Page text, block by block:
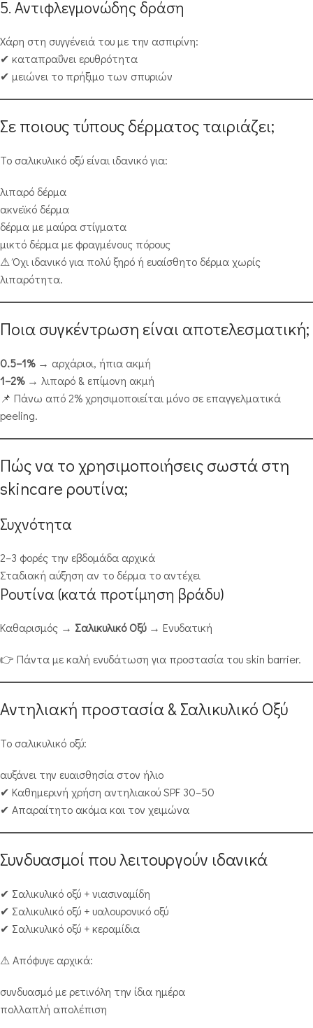
5. Αντιφλεγμονώδης δράση
Χάρη στη συγγένειά του με την ασπιρίνη:
✔ καταπραΰνει ερυθρότητα
✔ μειώνει το πρήξιμο των σπυριών
Σε ποιους τύπους δέρματος ταιριάζει;
Το σαλικυλικό οξύ είναι ιδανικό για:
λιπαρό δέρμα
ακνεϊκό δέρμα
δέρμα με μαύρα στίγματα
μικτό δέρμα με φραγμένους πόρους
⚠ Όχι ιδανικό για πολύ ξηρό ή ευαίσθητο δέρμα χωρίς
λιπαρότητα.
Ποια συγκέντρωση είναι αποτελεσματική;
0.5–1%→ αρχάριοι, ήπια ακμή
1–2%→ λιπαρό & επίμονη ακμή
📌 Πάνω από 2% χρησιμοποιείται μόνο σε επαγγελματικά
peeling.
Πώς να το χρησιμοποιήσεις σωστά στη
skincare ρουτίνα;
Συχνότητα
2–3 φορές την εβδομάδα αρχικά
Σταδιακή αύξηση αν το δέρμα το αντέχει
Ρουτίνα (κατά προτίμηση βράδυ)
Καθαρισμός → Σαλικυλικό Οξύ→ Ενυδατική
👉 Πάντα με καλή ενυδάτωση για προστασία του skin barrier.
Αντηλιακή προστασία & Σαλικυλικό Οξύ
Το σαλικυλικό οξύ:
αυξάνει την ευαισθησία στον ήλιο
✔ Καθημερινή χρήση αντηλιακού SPF 30–50
✔ Απαραίτητο ακόμα και τον χειμώνα
Συνδυασμοί που λειτουργούν ιδανικά
✔ Σαλικυλικό οξύ + νιασιναμίδη
✔ Σαλικυλικό οξύ + υαλουρονικό οξύ
✔ Σαλικυλικό οξύ + κεραμίδια
⚠ Απόφυγε αρχικά:
συνδυασμό με ρετινόλη την ίδια ημέρα
πολλαπλή απολέπιση